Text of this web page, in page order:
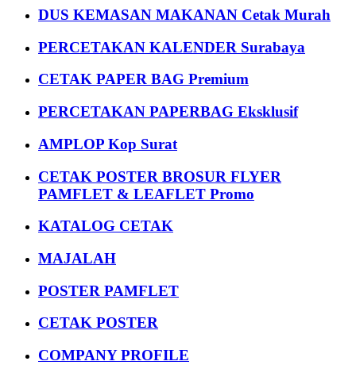
DUS KEMASAN MAKANAN Cetak Murah
PERCETAKAN KALENDER Surabaya
CETAK PAPER BAG Premium
PERCETAKAN PAPERBAG Eksklusif
AMPLOP Kop Surat
CETAK POSTER BROSUR FLYER
PAMFLET & LEAFLET Promo
KATALOG CETAK
MAJALAH
POSTER PAMFLET
CETAK POSTER
COMPANY PROFILE